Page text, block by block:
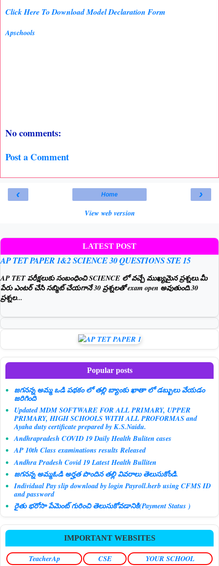
Click Here To Download Model Declaration Form
Apschools
No comments:
Post a Comment
‹ ›
Home
View web version
LATEST POST
AP TET PAPER 1&2 SCIENCE 30 QUESTIONS STE 15
AP TET పరీక్షలుకు సంబంధించి SCIENCE లో వచ్చే ముఖ్యమైన ప్రశ్నలు.మీ
పేరు ఎంటర్ చేసి సబ్మిట్ చేయగానే 30 ప్రశ్నలతో exam open అవుతుంది.30
ప్రశ్నల...
Popular posts
జగనన్న అమ్మ ఒడి పథకం లో తల్లి బ్యాంకు ఖాతా లో డబ్బులు వేయడం
జరిగింది
Updated MDM SOFTWARE FOR ALL PRIMARY, UPPER
PRIMARY, HIGH SCHOOLS WITH ALL PROFORMAS and
Ayaha duty certificate prepared by K.S.Naidu.
Andhrapradesh COVID 19 Daily Health Buliten cases
AP 10th Class examinations results Released
Andhra Pradesh Covid 19 Latest Health Bulliten
జగనన్న అమ్మఓడి అర్హత పొందిన తల్లి వివరాలు తెలుసుకోండి.
Individual Pay slip download by login Payroll.herb using CFMS ID
and password
రైతు భరోసా పేమెంట్ గురించి తెలుసుకోవడానికి(Payment Status )
IMPORTANT WEBSITES
TeacherAp CSE
YOUR SCHOOL